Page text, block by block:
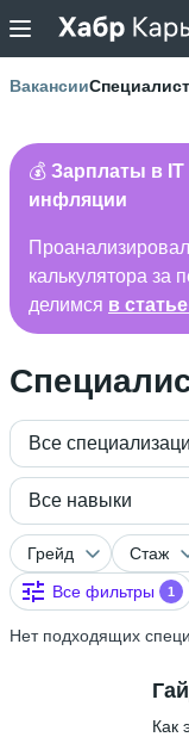
Вакансии
💰 Зарплаты в IT
инфляции
калькулятора за
делимся в
Все
Все навыки
Грейд Стаж
Все фильтры
1
Нет подходящих
Как